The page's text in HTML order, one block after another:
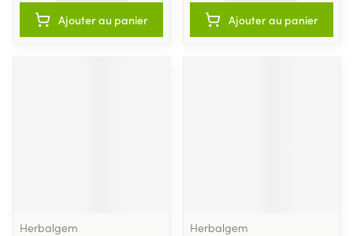
Ajouter au panier Ajouter au panier
Herbalgem
Herbalgem